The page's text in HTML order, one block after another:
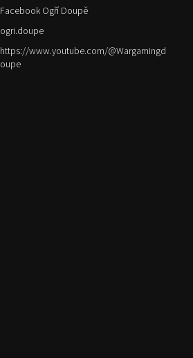
Facebook Ogří Doupě
ogri.doupe
https://www.youtube.com/@Wargamingd
oupe